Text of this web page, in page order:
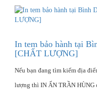
In tem bảo hành tại
[CHẤT LƯỢNG]
Nếu bạn đang tìm kiếm địa
lượng thì IN ẤN TRẦN HÙNG